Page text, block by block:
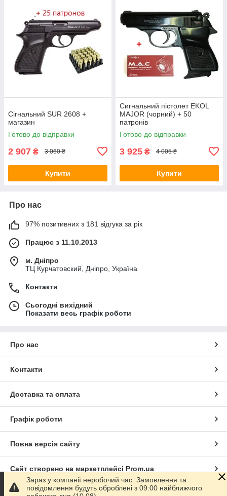
Сігнальний SUR 2608 +
магазин
Готово до відправки
2 907 ₴ 3 060 ₴
Купити
Сигнальний пістолет EKOL
MAJOR (чорний) + 50
патронів
Готово до відправки
3 925 ₴ 4 005 ₴
Купити
Про нас
97% позитивних з 181 відгука за рік
Працює з 11.10.2013
м. Дніпро
ТЦ Курчатовский, Дніпро, Україна
Контакти
Сьогодні вихідний
Показати весь графік роботи
Про нас
Контакти
Доставка та оплата
Графік роботи
Повна версія сайту
Сайт створено на маркетплейсі Prom.ua
Політика конфіденційності
Зараз у компанії неробочий час. Замовлення та
повідомлення будуть оброблені з 09:00 найближчого